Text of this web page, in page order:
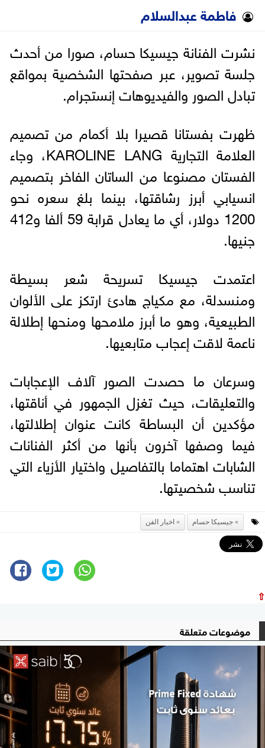
فاطمة عبدالسلام
نشرت الفنانة جيسيكا حسام، صورا من أحدث
جلسة تصوير، عبر صفحتها الشخصية بمواقع
تبادل الصور والفيديوهات إنستجرام.
ظهرت بفستانا قصيرا بلا أكمام من تصميم
العلامة التجارية KAROLINE LANG، وجاء
الفستان مصنوعا من الساتان الفاخر بتصميم
انسيابي أبرز رشاقتها، بينما بلغ سعره نحو
1200 دولار، أي ما يعادل قرابة 59 ألفا و412
جنيها.
اعتمدت جيسيكا تسريحة شعر بسيطة
ومنسدلة، مع مكياج هادئ ارتكز على الألوان
الطبيعية، وهو ما أبرز ملامحها ومنحها إطلالة
ناعمة لاقت إعجاب متابعيها.
وسرعان ما حصدت الصور آلاف الإعجابات
والتعليقات، حيث تغزل الجمهور في أناقتها،
مؤكدين أن البساطة كانت عنوان إطلالتها،
فيما وصفها آخرون بأنها من أكثر الفنانات
الشابات اهتماما بالتفاصيل واختيار الأزياء التي
تناسب شخصيتها.
جيسيكا حسام اخبار الفن
⇧
موضوعات متعلقة